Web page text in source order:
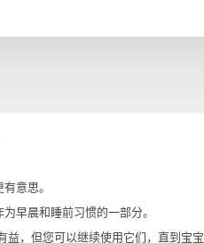
意思。
早晨和睡前习惯的一部分。
，但您可以继续使用它们，直到宝宝